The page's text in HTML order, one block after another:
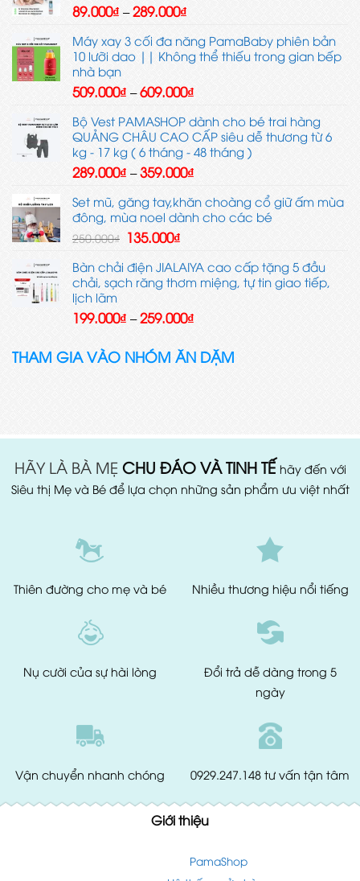
89.000₫ – 289.000₫
từ
89.000₫
289.000₫
Máy xay 3 cối đa năng PamaBaby phiên bản
10 lưỡi dao || Không thể thiếu trong gian bếp
nhà bạn
509.000₫ – 609.000₫
từ
509.000₫
đến
Bộ Vest PAMASHOP dành cho bé trai hàng
QUẢNG CHÂU CAO CẤP siêu dễ thương từ 6
kg - 17 kg ( 6 tháng - 48 tháng )
289.000₫ – 359.000₫
từ
289.000₫
Set mũ, găng tay,khăn choàng cổ giữ ấm mùa
đông, mùa noel dành cho các bé
250.000₫ Giá
là:
250.000₫.
135.000₫
tại
là:
Bàn chải điện JIALAIYA cao cấp tặng 5 đầu
chải, sạch răng thơm miệng, tự tin giao tiếp,
lịch lãm
199.000₫ – 259.000₫
199.000₫
THAM GIA VÀO NHÓM ĂN DẶM
HÃY LÀ BÀ MẸ CHU ĐÁO VÀ TINH TẾ hãy đến với
Siêu thị Mẹ và Bé để lựa chọn những sản phẩm ưu việt nhất
Thiên đường cho mẹ và bé Nhiều thương hiệu nổi tiếng
Nụ cười của sự hài lòng Đổi trả dễ dàng trong 5
ngày
Vận chuyển nhanh chóng 0929.247.148 tư vấn tận tâm
Giới thiệu
PamaShop